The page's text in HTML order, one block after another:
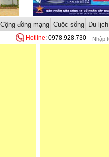
Cộng đồng mạng Cuộc sống Du lịch
Hotline: 0978.928.730